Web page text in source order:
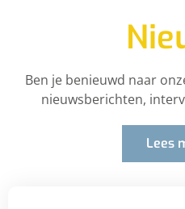
Ben je benieuwd naar
nieuwsberichten,
Lees